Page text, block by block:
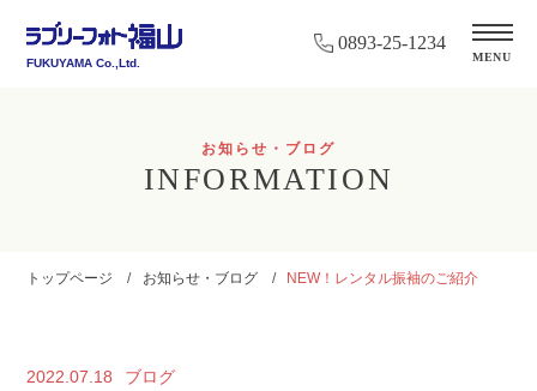
FUKUYAMA Co.,Ltd.
0893-25-1234
MENU
お知らせ・ブログ
INFORMATION
トップページ お知らせ・ブログ NEW！レンタル振袖のご紹介
2022.07.18 ブログ